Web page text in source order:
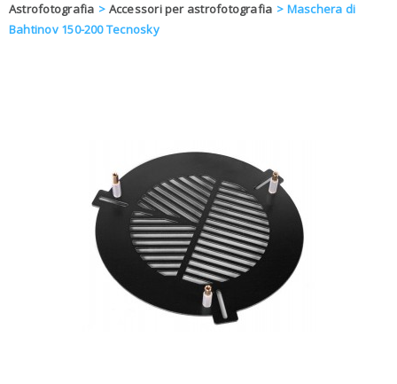
BLOG
DAL 8 AL 21
GLI ORDINI SARANNO EVASI
Astrofotografia > Accessori per astrofotografia > Maschera di
Bahtinov 150-200 Tecnosky